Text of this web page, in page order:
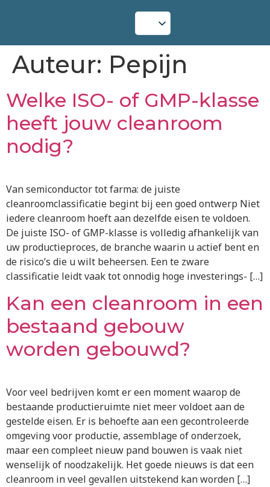
Auteur: Pepijn
Welke ISO- of GMP-klasse
heeft jouw cleanroom
nodig?
Van semiconductor tot farma: de juiste
cleanroomclassificatie begint bij een goed ontwerp Niet
iedere cleanroom hoeft aan dezelfde eisen te voldoen.
De juiste ISO- of GMP-klasse is volledig afhankelijk van
uw productieproces, de branche waarin u actief bent en
de risico’s die u wilt beheersen. Een te zware
classificatie leidt vaak tot onnodig hoge investerings- […]
Kan een cleanroom in een
bestaand gebouw
worden gebouwd?
Voor veel bedrijven komt er een moment waarop de
bestaande productieruimte niet meer voldoet aan de
gestelde eisen. Er is behoefte aan een gecontroleerde
omgeving voor productie, assemblage of onderzoek,
maar een compleet nieuw pand bouwen is vaak niet
wenselijk of noodzakelijk. Het goede nieuws is dat een
cleanroom in veel gevallen uitstekend kan worden […]